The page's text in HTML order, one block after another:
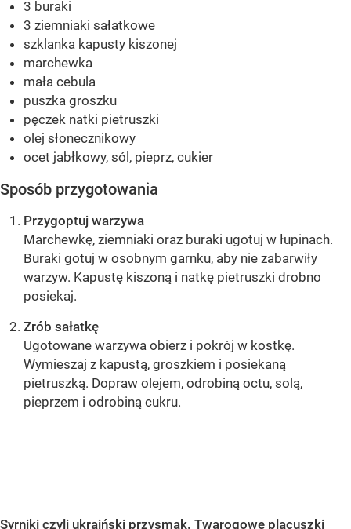
3 buraki
3 ziemniaki sałatkowe
szklanka kapusty kiszonej
marchewka
mała cebula
puszka groszku
pęczek natki pietruszki
olej słonecznikowy
ocet jabłkowy, sól, pieprz, cukier
Sposób przygotowania
Przygoptuj warzywa
Marchewkę, ziemniaki oraz buraki ugotuj w łupinach.
Buraki gotuj w osobnym garnku, aby nie zabarwiły
warzyw. Kapustę kiszoną i natkę pietruszki drobno
posiekaj.
Zrób sałatkę
Ugotowane warzywa obierz i pokrój w kostkę.
Wymieszaj z kapustą, groszkiem i posiekaną
pietruszką. Dopraw olejem, odrobiną octu, solą,
pieprzem i odrobiną cukru.
Syrniki czyli ukraiński przysmak. Twarogowe placuszki